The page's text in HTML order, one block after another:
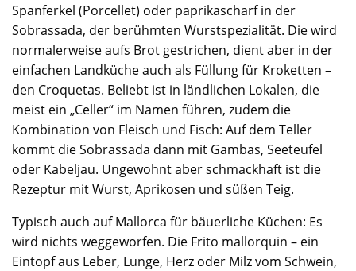
Spanferkel (Porcellet) oder paprikascharf in der
Sobrassada, der berühmten Wurstspezialität. Die wird
normalerweise aufs Brot gestrichen, dient aber in der
einfachen Landküche auch als Füllung für Kroketten –
den Croquetas. Beliebt ist in ländlichen Lokalen, die
meist ein „Celler“ im Namen führen, zudem die
Kombination von Fleisch und Fisch: Auf dem Teller
kommt die Sobrassada dann mit Gambas, Seeteufel
oder Kabeljau. Ungewohnt aber schmackhaft ist die
Rezeptur mit Wurst, Aprikosen und süßen Teig.
Typisch auch auf Mallorca für bäuerliche Küchen: Es
wird nichts weggeworfen. Die Frito mallorquin – ein
Eintopf aus Leber, Lunge, Herz oder Milz vom Schwein,